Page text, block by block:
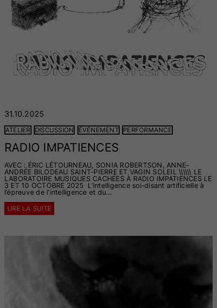
31.10.2025
ATELIER DISCUSSION ÉVÉNEMENT PERFORMANCE
RADIO IMPATIENCES
AVEC : ÉRIC LÉTOURNEAU, SONIA ROBERTSON, ANNE-
ANDRÉE BILODEAU SAINT-PIERRE ET VAGIN SOLEIL \\\\\\ LE
LABORATOIRE MUSIQUES CACHÉES À RADIO IMPATIENCES LE
3 ET 10 OCTOBRE 2025 L’intelligence soi-disant artificielle à
l’épreuve de l’intelligence et du…
LIRE LA SUITE